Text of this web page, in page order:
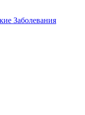
Заболевания